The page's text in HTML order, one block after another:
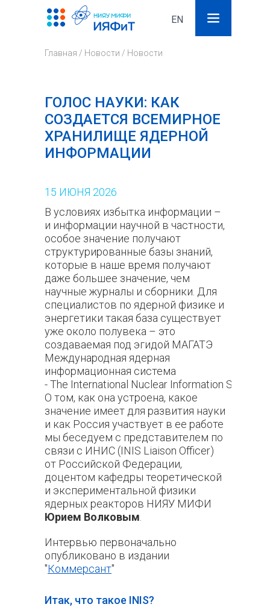
EN
Главная / Новости / Новости
ГОЛОС НАУКИ: КАК
СОЗДАЕТСЯ ВСЕМИРНОЕ
ХРАНИЛИЩЕ ЯДЕРНОЙ
ИНФОРМАЦИИ
15 ИЮНЯ 2026
В условиях избытка информации –
и информации научной в частности,
особое значение получают
структурированные базы знаний,
которые в наше время получают
даже большее значение, чем
научные журналы и сборники. Для
специалистов по ядерной физике и
энергетики такая база существует
уже около полувека – это
создаваемая под эгидой МАГАТЭ
Международная ядерная
информационная система
- The International Nuclear Information System
О том, как она устроена, какое
значение имеет для развития науки
и как Россия участвует в ее работе
мы беседуем с представителем по
связи с ИНИС (INIS Liaison Officer)
от Российской Федерации,
доцентом кафедры теоретической
и экспериментальной физики
ядерных реакторов НИЯУ МИФИ
Юрием Волковым
Интервью первоначально
опубликовано в издании
"Коммерсант"
Итак, что такое INIS?